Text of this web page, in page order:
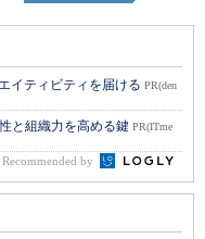
イティビティを届ける PR(den
と組織力を高める鍵 PR(ITme
Recommended by